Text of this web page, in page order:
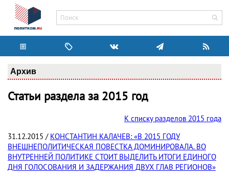
Архив
Статьи раздела за 2015 год
К списку разделов 2015 года
31.12.2015 / КОНСТАНТИН КАЛАЧЕВ: «В 2015 ГОДУ
ВНЕШНЕПОЛИТИЧЕСКАЯ ПОВЕСТКА ДОМИНИРОВАЛА. ВО
ВНУТРЕННЕЙ ПОЛИТИКЕ СТОИТ ВЫДЕЛИТЬ ИТОГИ ЕДИНОГО
ДНЯ ГОЛОСОВАНИЯ И ЗАДЕРЖАНИЯ ДВУХ ГЛАВ РЕГИОНОВ»